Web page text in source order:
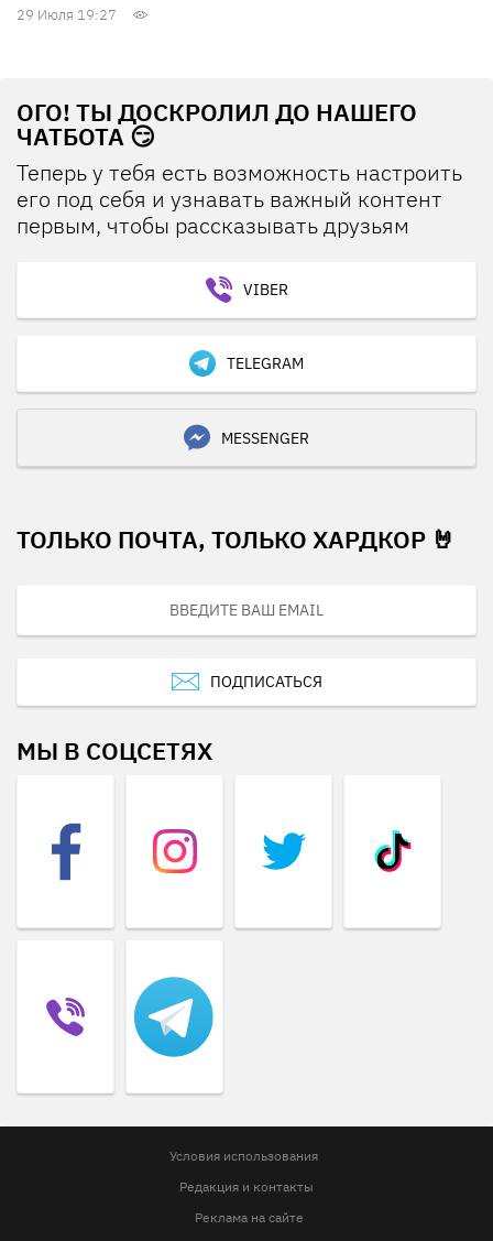
29 Июля 19:27
ОГО! ТЫ ДОСКРОЛИЛ ДО НАШЕГО
ЧАТБОТА 😏
Теперь у тебя есть возможность настроить
его под себя и узнавать важный контент
первым, чтобы рассказывать друзьям
VIBER
TELEGRAM
MESSENGER
ТОЛЬКО ПОЧТА, ТОЛЬКО ХАРДКОР 🤘
ПОДПИСАТЬСЯ
МЫ В СОЦСЕТЯХ
Условия использования
Редакция и контакты
Реклама на сайте